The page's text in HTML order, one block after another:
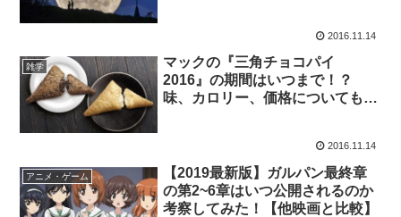
2016.11.14
雑学
マックの『三角チョコパイ
2016』の期間はいつまで！？
味、カロリー、価格についても詳
2016.11.14
アニメ・ゲーム
【2019最新版】ガルパン最終章
の第2~6章はいつ公開されるのか
考察してみた！【他映画と比較】